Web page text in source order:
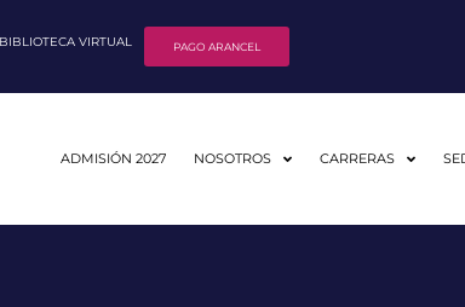
BIBLIOTECA VIRTUAL PAGO ARANCEL
ADMISIÓN 2027 NOSOTROS CARRERAS